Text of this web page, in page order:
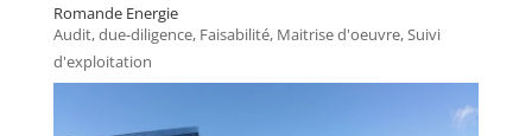
Romande Energie
Audit, due-diligence, Faisabilité, Maitrise d'oeuvre,Suivi
d'exploitation